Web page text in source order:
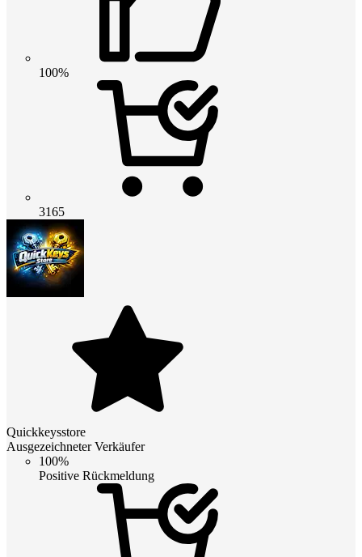
100%
3165
Quickkeysstore
Ausgezeichneter Verkäufer
100%
Positive Rückmeldung